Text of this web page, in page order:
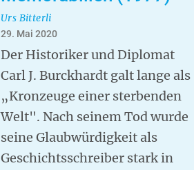
Urs Bitterli
29. Mai 2020
Der Historiker und Diplomat
Carl J. Burckhardt galt lange als
„Kronzeuge einer sterbenden
Welt". Nach seinem Tod wurde
seine Glaubwürdigkeit als
Geschichtsschreiber stark in